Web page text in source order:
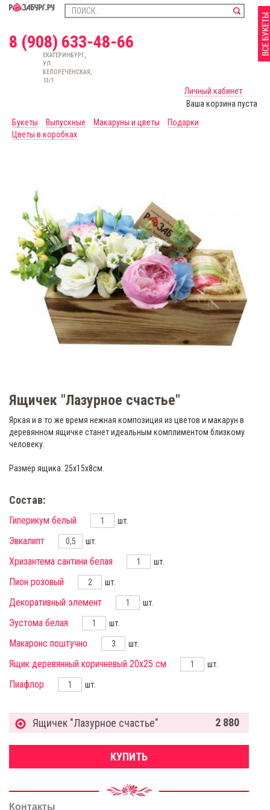
8 (908) 633-48-66
ЕКАТЕРИНБУРГ,
УЛ.
БЕЛОРЕЧЕНСКАЯ,
13/1
Личный кабинет
Ваша корзина пуста
Букеты
Выпускные Макаруны и цветы
Подарки
Цветы в коробках
Ящичек "Лазурное счастье"
Яркая и в то же время нежная композиция из цветов и макарун в
деревянном ящичке станет идеальным комплиментом близкому
человеку.
Размер ящика: 25х15х8см.
Состав:
Гиперикум белый шт.
Эвкалипт шт.
Хризантема сантини белая шт.
Пион розовый шт.
Декоративный элемент шт.
Эустома белая шт.
Макаронс поштучно шт.
Ящик деревянный коричневый 20х25 см шт.
Пиафлор шт.
Ящичек "Лазурное счастье" 2 880
КУПИТЬ
Контакты